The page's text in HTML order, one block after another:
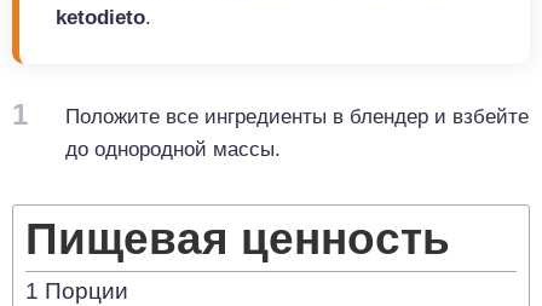
ketodieto.
1
Положите все ингредиенты в блендер и взбейте
до однородной массы.
Пищевая ценность
1 Порции